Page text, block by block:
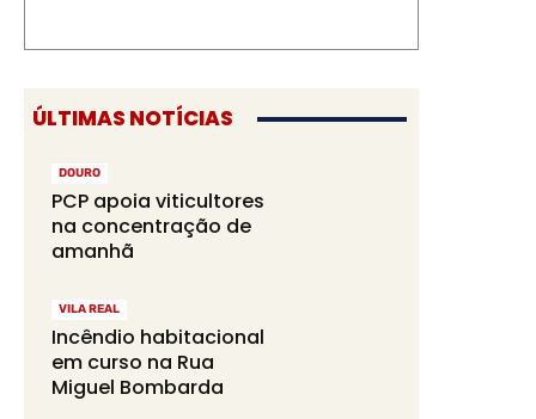
ÚLTIMAS NOTÍCIAS
DOURO
PCP apoia viticultores
na concentração de
amanhã
VILA REAL
Incêndio habitacional
em curso na Rua
Miguel Bombarda